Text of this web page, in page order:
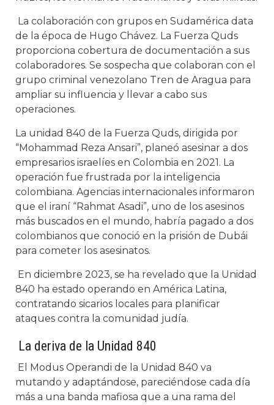
La colaboración con grupos en Sudamérica data
de la época de Hugo Chávez. La Fuerza Quds
proporciona cobertura de documentación a sus
colaboradores. Se sospecha que colaboran con el
grupo criminal venezolano Tren de Aragua para
ampliar su influencia y llevar a cabo sus
operaciones.
La unidad 840 de la Fuerza Quds, dirigida por
“Mohammad Reza Ansari”, planeó asesinar a dos
empresarios israelíes en Colombia en 2021. La
operación fue frustrada por la inteligencia
colombiana. Agencias internacionales informaron
que el iraní “Rahmat Asadi”, uno de los asesinos
más buscados en el mundo, habría pagado a dos
colombianos que conoció en la prisión de Dubái
para cometer los asesinatos.
En diciembre 2023, se ha revelado que la Unidad
840 ha estado operando en América Latina,
contratando sicarios locales para planificar
ataques contra la comunidad judía.
La deriva de la Unidad 840
El Modus Operandi de la Unidad 840 va
mutando y adaptándose, pareciéndose cada día
más a una banda mafiosa que a una rama del